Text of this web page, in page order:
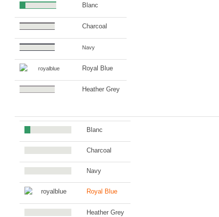
30 minutes sur...
Parties en ligne
Walkthrough / LP
Découvrons le Boss Final
Minecraft
Battlefield Montage
ANIM
Stop Motions & Animations
Animations Sprites
Divers Stop Motions
Sonic Chronicles Le Film
Blanc
Charcoal
Navy
Royal Blue
Heather Grey
Blanc
Charcoal
Navy
Royal Blue
Heather Grey